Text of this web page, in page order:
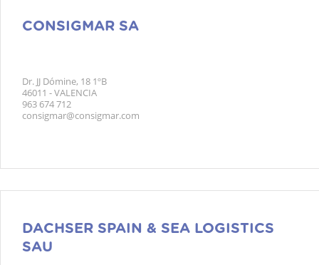
CONSIGMAR SA
Dr. JJ Dómine, 18 1ºB
46011 - VALENCIA
963 674 712
consigmar@consigmar.com
DACHSER SPAIN & SEA LOGISTICS
SAU